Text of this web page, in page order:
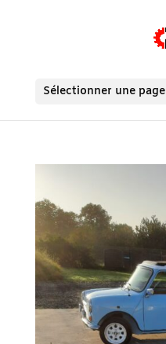
Sélectionner une page